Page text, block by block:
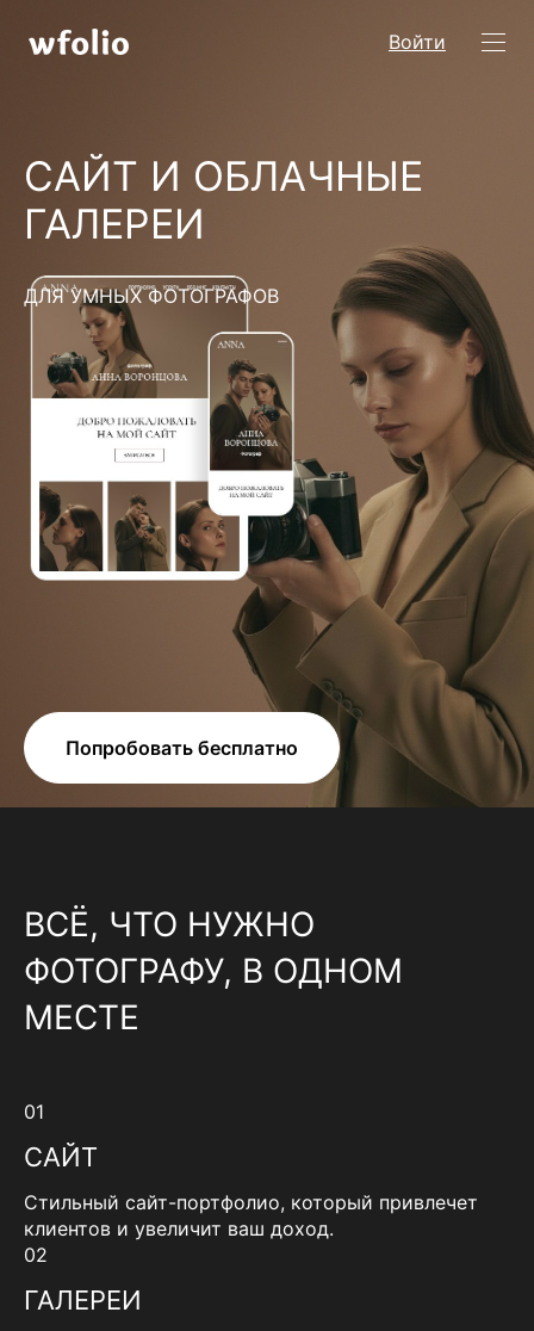
Войти
САЙТ И ОБЛАЧНЫЕ
ГАЛЕРЕИ
ДЛЯ УМНЫХ ФОТОГРАФОВ
Попробовать бесплатно
ВСЁ, ЧТО НУЖНО
ФОТОГРАФУ, В ОДНОМ
МЕСТЕ
01
САЙТ
Стильный сайт-портфолио, который привлечет
клиентов и увеличит ваш доход.
02
ГАЛЕРЕИ